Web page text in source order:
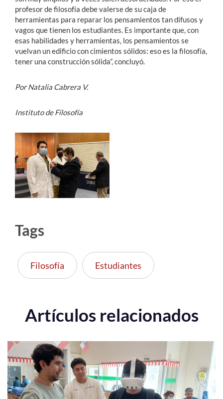
profesor de filosofía debe valerse de su caja de
herramientas para reparar los pensamientos tan difusos y
vagos que tienen los estudiantes. Es importante que, con
esas habilidades y herramientas, los pensamientos se
vuelvan un edificio con cimientos sólidos: eso es la filosofía,
tener una construcción sólida”, concluyó.
Por Natalia Cabrera V.
Instituto de Filosofía
Tags
Filosofía Estudiantes
Artículos relacionados